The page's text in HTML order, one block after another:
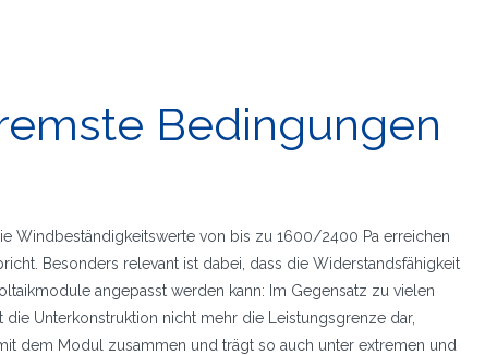
Bedingungen
Windbeständigkeitswerte von bis zu 1600/2400 Pa erreichen
Besonders relevant ist dabei, dass die Widerstandsfähigkeit
angepasst werden kann: Im Gegensatz zu vielen
Unterkonstruktion nicht mehr die Leistungsgrenze dar,
dem Modul zusammen und trägt so auch unter extremen und